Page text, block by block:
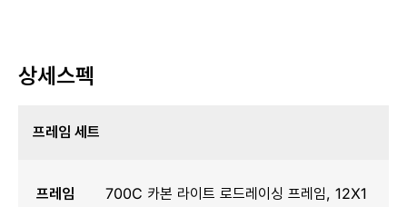
상세스펙
프레임 세트
프레임
700C 카본 라이트 로드레이싱 프레임, 12X1